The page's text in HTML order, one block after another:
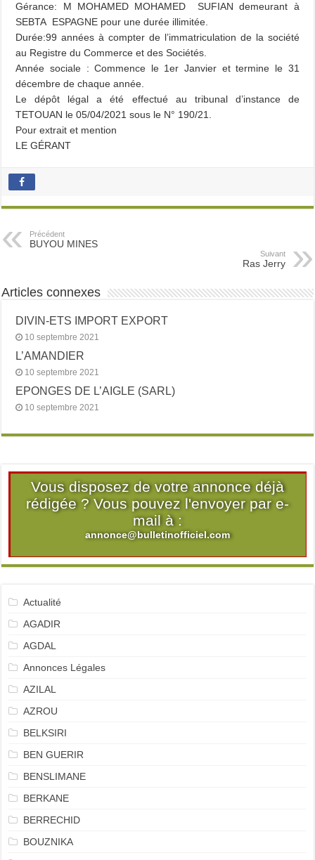
Gérance: M MOHAMED MOHAMED SUFIAN demeurant à
SEBTA ESPAGNE pour une durée illimitée.
Durée:99 années à compter de l’immatriculation de la société
au Registre du Commerce et des Sociétés.
Année sociale : Commence le 1er Janvier et termine le 31
décembre de chaque année.
Le dépôt légal a été effectué au tribunal d’instance de
TETOUAN le 05/04/2021 sous le N° 190/21.
Pour extrait et mention
LE GÉRANT
Précédent
BUYOU MINES
Suivant
Ras Jerry
Articles connexes
DIVIN-ETS IMPORT EXPORT
10 septembre 2021
L’AMANDIER
10 septembre 2021
EPONGES DE L’AIGLE (SARL)
10 septembre 2021
Vous disposez de votre annonce déjà
rédigée ? Vous pouvez l'envoyer par e-
mail à :
annonce@bulletinofficiel.com
Actualité
AGADIR
AGDAL
Annonces Légales
AZILAL
AZROU
BELKSIRI
BEN GUERIR
BENSLIMANE
BERKANE
BERRECHID
BOUZNIKA